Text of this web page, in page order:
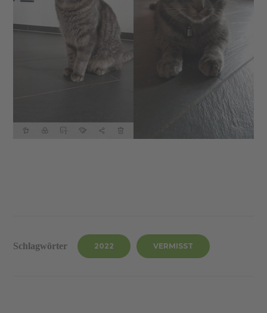
Schlagwörter 2022 VERMISST